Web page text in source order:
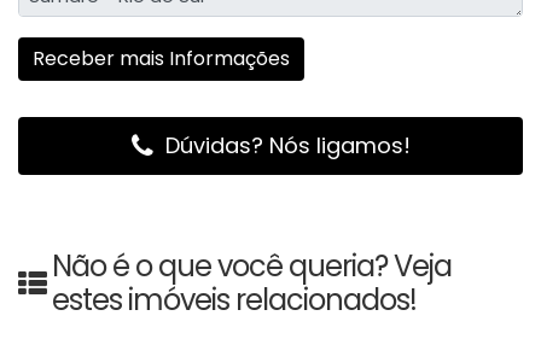
Dúvidas? Nós ligamos!
Não é o que você queria? Veja
estes imóveis relacionados!